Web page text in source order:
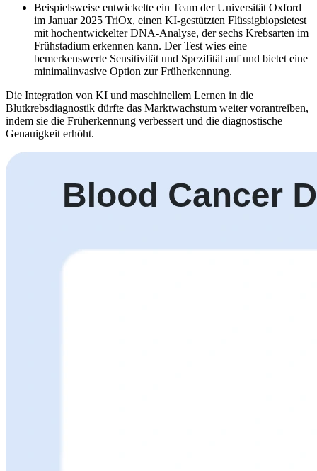
Beispielsweise entwickelte ein Team der Universität Oxford
im Januar 2025 TriOx, einen KI-gestützten Flüssigbiopsietest
mit hochentwickelter DNA-Analyse, der sechs Krebsarten im
Frühstadium erkennen kann. Der Test wies eine
bemerkenswerte Sensitivität und Spezifität auf und bietet eine
minimalinvasive Option zur Früherkennung.
Die Integration von KI und maschinellem Lernen in die
Blutkrebsdiagnostik dürfte das Marktwachstum weiter vorantreiben,
indem sie die Früherkennung verbessert und die diagnostische
Genauigkeit erhöht.